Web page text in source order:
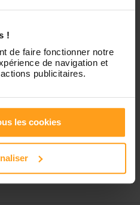
!
de faire fonctionner notre
de navigation et
publicitaires.
les cookies
1
de gardes